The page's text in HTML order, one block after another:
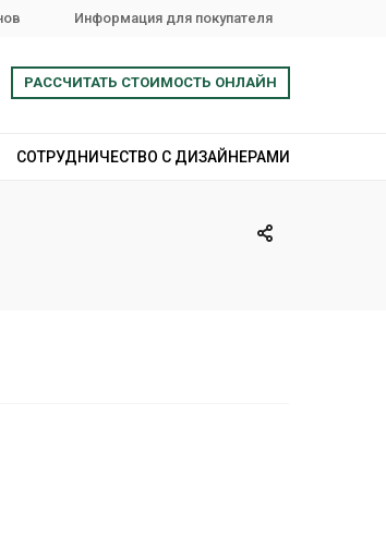
Информация для покупателя
РАССЧИТАТЬ СТОИМОСТЬ ОНЛАЙН
СОТРУДНИЧЕСТВО С ДИЗАЙНЕРАМИ